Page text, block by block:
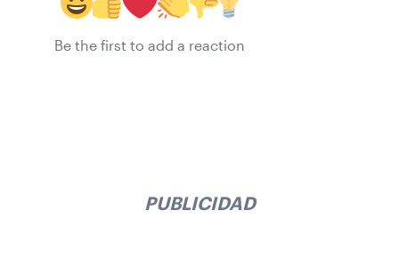
Be the first to add a reaction
PUBLICIDAD